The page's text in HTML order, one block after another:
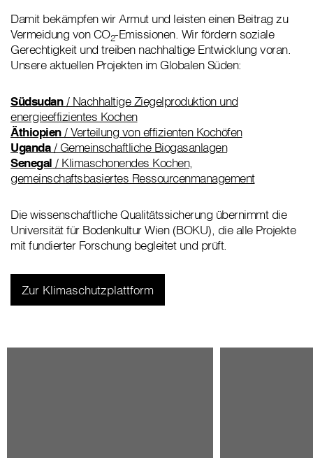
Damit bekämpfen wir Armut und leisten einen Beitrag zu
Vermeidung von CO2-Emissionen. Wir fördern soziale
Gerechtigkeit und treiben nachhaltige Entwicklung voran.
Unsere aktuellen Projekten im Globalen Süden:
Südsudan/ Nachhaltige Ziegelproduktion und
energieeffizientes Kochen
Äthiopien/ Verteilung von effizienten Kochöfen
Uganda/ Gemeinschaftliche Biogasanlagen
Senegal / Klimaschonendes Kochen,
gemeinschaftsbasiertes Ressourcenmanagement
Die wissenschaftliche Qualitätssicherung übernimmt die
Universität für Bodenkultur Wien (BOKU), die alle Projekte
mit fundierter Forschung begleitet und prüft.
Zur Klimaschutzplattform